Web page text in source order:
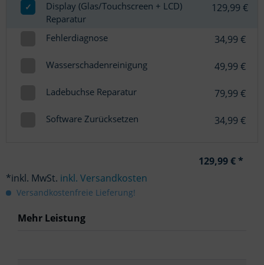
✓
Display (Glas/Touchscreen + LCD)
Reparatur
129,99 €
Fehlerdiagnose 34,99 €
Wasserschadenreinigung 49,99 €
Ladebuchse Reparatur 79,99 €
Software Zurücksetzen 34,99 €
129,99 € *
*inkl. MwSt. inkl. Versandkosten
Versandkostenfreie Lieferung!
Mehr Leistung